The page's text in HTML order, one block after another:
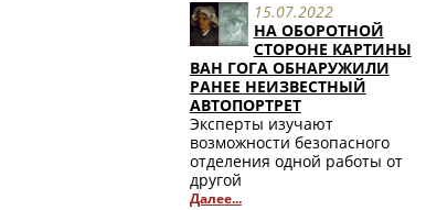
15.07.2022
НА ОБОРОТНОЙ
СТОРОНЕ КАРТИНЫ
ВАН ГОГА ОБНАРУЖИЛИ
РАНЕЕ НЕИЗВЕСТНЫЙ
АВТОПОРТРЕТ
Эксперты изучают
возможности безопасного
отделения одной работы от
другой
Далее...